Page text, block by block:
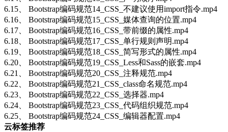
6.15、 Bootstrap编码规范14_CSS_不建议使用import指令.mp4
6.16、 Bootstrap编码规范15_CSS_媒体查询的位置.mp4
6.17、 Bootstrap编码规范16_CSS_带前缀的属性.mp4
6.18、 Bootstrap编码规范17_CSS_单行规则声明.mp4
6.19、 Bootstrap编码规范18_CSS_简写形式的属性.mp4
6.20、 Bootstrap编码规范19_CSS_Less和Sass的嵌套.mp4
6.21、 Bootstrap编码规范20_CSS_注释规范.mp4
6.22、 Bootstrap编码规范21_CSS_class命名规范.mp4
6.23、 Bootstrap编码规范22_CSS_选择器.mp4
6.24、 Bootstrap编码规范23_CSS_代码组织规范.mp4
6.25、 Bootstrap编码规范24_CSS_编辑器配置.mp4
云标签推荐